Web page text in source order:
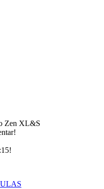
Zen XL&S